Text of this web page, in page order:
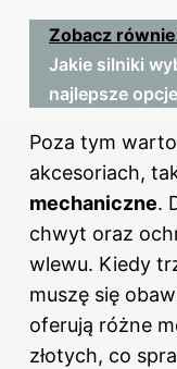
Zobacz
Jakie silniki
najlepsze
Poza tym
akcesoriach,
mechaniczne.
chwyt oraz
wlewu. Kiedy
muszę się
oferują różne
złotych, co